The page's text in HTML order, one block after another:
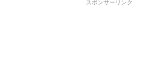
スポンサーリンク